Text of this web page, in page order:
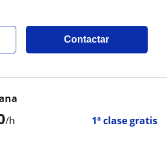
Contactar
/h 1ª clase gratis